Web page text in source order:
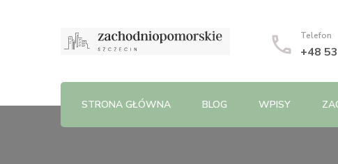
Telefon
+48
STRONA GŁÓWNA BLOG WPISY